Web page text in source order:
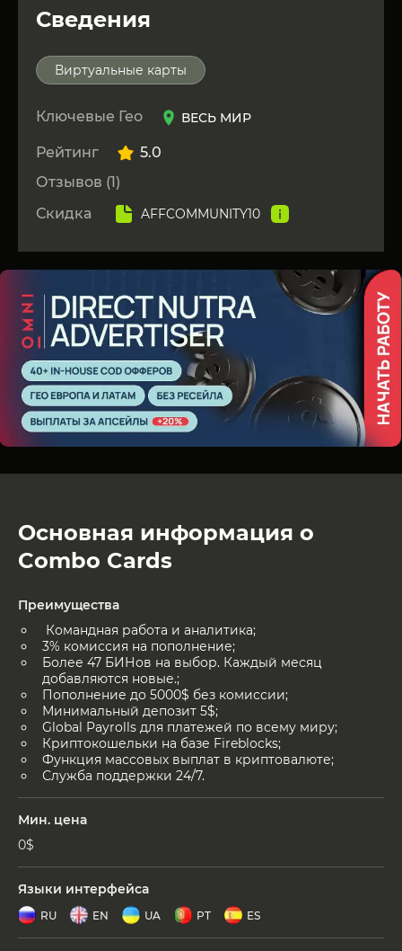
Сведения
Виртуальные карты
Ключевые Гео ВЕСЬ МИР
Рейтинг
5.0
Отзывов (1)
Скидка
AFFCOMMUNITY10
Основная информация о
Combo Cards
Преимущества
Командная работа и аналитика;
3% комиссия на пополнение;
Более 47 БИНов на выбор. Каждый месяц
добавляются новые.;
Пополнение до 5000$ без комиссии;
Минимальный депозит 5$;
Global Payrolls для платежей по всему миру;
Криптокошельки на базе Fireblocks;
Функция массовых выплат в криптовалюте;
Служба поддержки 24/7.
Мин. цена
0$
Языки интерфейса
RU EN UA PT ES